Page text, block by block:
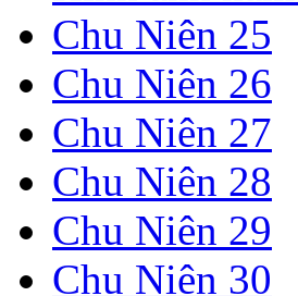
Chu Niên 25
Chu Niên 26
Chu Niên 27
Chu Niên 28
Chu Niên 29
Chu Niên 30